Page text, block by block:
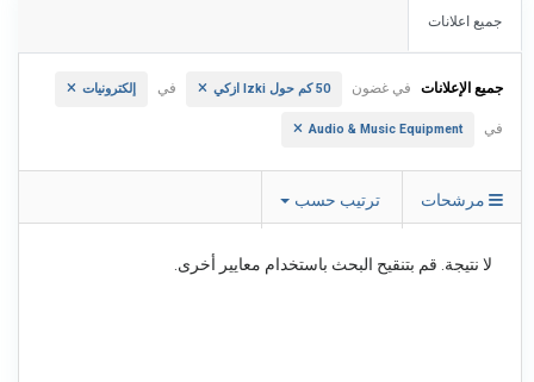
جميع اعلانات
جميع الإعلانات في غضون 50 كم حول Izki ازكي في إلكترونيات
في Audio & Music Equipment
مرشحات ترتيب حسب
لا نتيجة. قم بتنقيح البحث باستخدام معايير أخرى.